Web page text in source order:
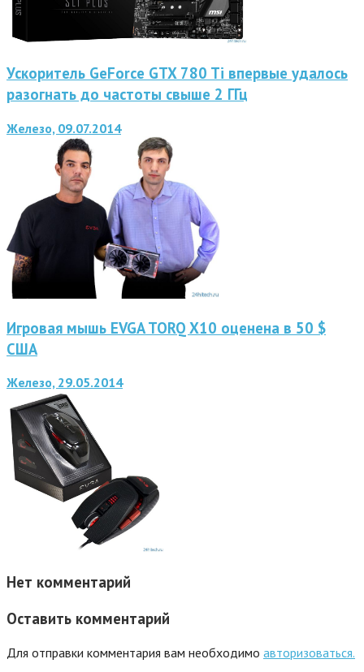
Ускоритель GeForce GTX 780 Ti впервые удалось
разогнать до частоты свыше 2 ГГц
Железо, 09.07.2014
Игровая мышь EVGA TORQ X10 оценена в 50 $
США
Железо, 29.05.2014
Нет комментарий
Оставить комментарий
Для отправки комментария вам необходимо авторизоваться.